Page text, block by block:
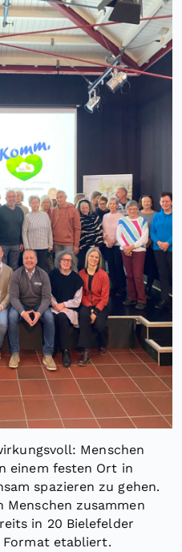
Menschen
einem festen Ort in
spazieren zu gehen.
Menschen zusammen
in 20 Bielefelder
Format etabliert.